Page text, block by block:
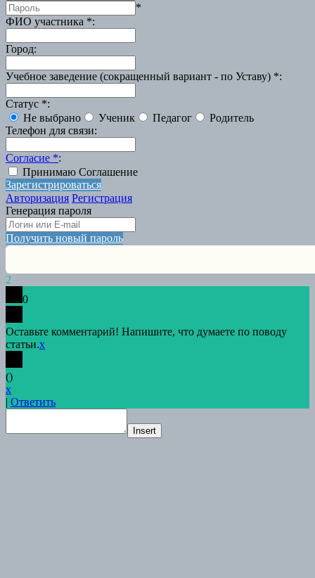
*
ФИО участника *:
Город:
Учебное заведение (сокращенный вариант - по Уставу) *:
Статус *:
Не выбрано
Ученик Педагог
Родитель
Телефон для связи:
Согласие *:
Принимаю Соглашение
Зарегистрироваться
Авторизация Регистрация
Генерация пароля
Получить новый пароль
2
0
Оставьте комментарий! Напишите, что думаете по поводу
статьи.x
()
x
| Ответить
Insert